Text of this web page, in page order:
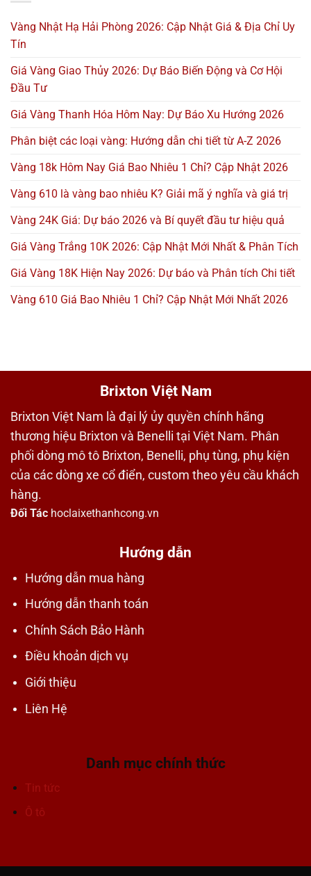
Vàng Nhật Hạ Hải Phòng 2026: Cập Nhật Giá & Địa Chỉ Uy
Tín
Giá Vàng Giao Thủy 2026: Dự Báo Biến Động và Cơ Hội
Đầu Tư
Giá Vàng Thanh Hóa Hôm Nay: Dự Báo Xu Hướng 2026
Phân biệt các loại vàng: Hướng dẫn chi tiết từ A-Z 2026
Vàng 18k Hôm Nay Giá Bao Nhiêu 1 Chỉ? Cập Nhật 2026
Vàng 610 là vàng bao nhiêu K? Giải mã ý nghĩa và giá trị
Vàng 24K Giá: Dự báo 2026 và Bí quyết đầu tư hiệu quả
Giá Vàng Trắng 10K 2026: Cập Nhật Mới Nhất & Phân Tích
Giá Vàng 18K Hiện Nay 2026: Dự báo và Phân tích Chi tiết
Vàng 610 Giá Bao Nhiêu 1 Chỉ? Cập Nhật Mới Nhất 2026
Brixton Việt Nam
Brixton Việt Nam là đại lý ủy quyền chính hãng
thương hiệu Brixton và Benelli tại Việt Nam. Phân
phối dòng mô tô Brixton, Benelli, phụ tùng, phụ kiện
của các dòng xe cổ điển, custom theo yêu cầu khách
hàng.
Đối Tác hoclaixethanhcong.vn
Hướng dẫn
Hướng dẫn mua hàng
Hướng dẫn thanh toán
Chính Sách Bảo Hành
Điều khoản dịch vụ
Giới thiệu
Liên Hệ
Danh mục chính thức
Tin tức
Ô tô